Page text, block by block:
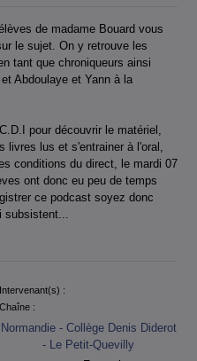
de madame Bouard vous
le sujet. On y retrouve les
tant que chroniqueurs ainsi
Abdoulaye et Yann à la
pour découvrir le matériel,
livres lus et s'entrainer à l'oral,
conditions du direct, le mardi 07
ont donc eu peu de temps
ce podcast soyez donc
Intervenant(s) :
Chaîne :
Normandie - Collège Denis Diderot
- Le Petit-Quevilly